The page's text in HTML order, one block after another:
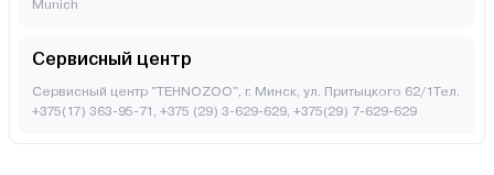
Munich
Сервисный центр
Сервисный центр "TEHNOZOO", г. Минск, ул. Притыцкого 62/1Тел.
+375(17) 363-95-71, +375 (29) 3-629-629, +375(29) 7-629-629